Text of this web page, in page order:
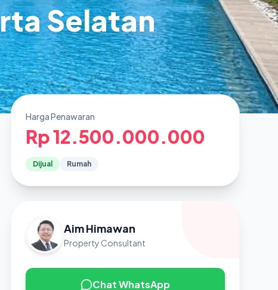
Selatan
Harga Penawaran
Rp 12.500.000.000
Dijual Rumah
Aim Himawan
Property Consultant
Chat WhatsApp